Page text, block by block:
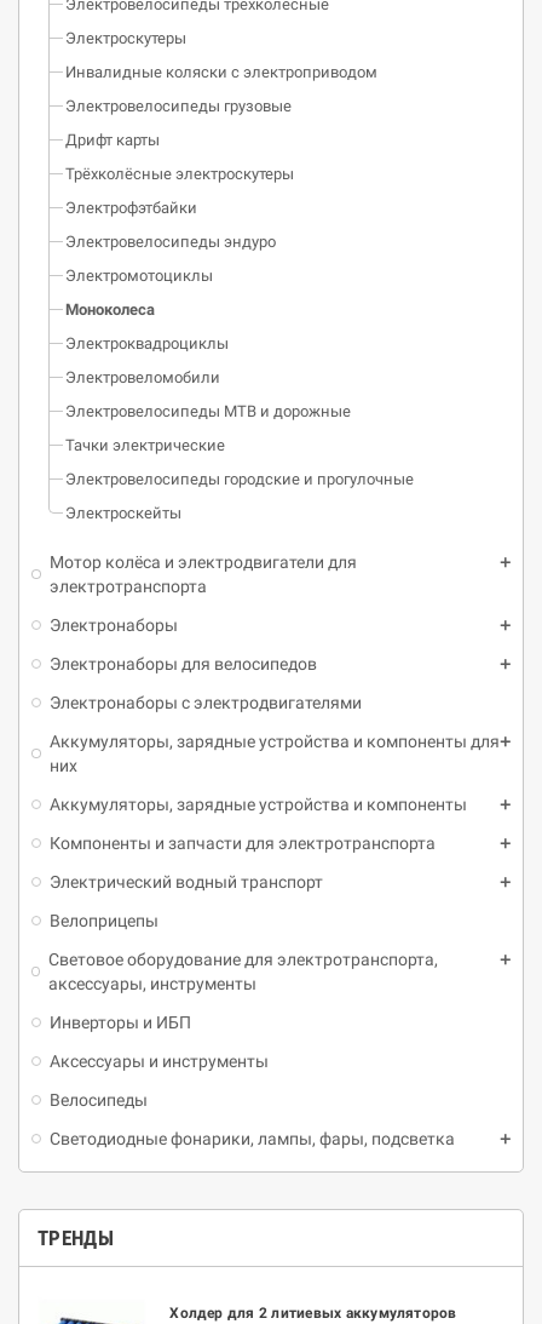
Электровелосипеды трёхколёсные
Электроскутеры
Инвалидные коляски с электроприводом
Электровелосипеды грузовые
Дрифт карты
Трёхколёсные электроскутеры
Электрофэтбайки
Электровелосипеды эндуро
Электромотоциклы
Моноколеса
Электроквадроциклы
Электровеломобили
Электровелосипеды МТВ и дорожные
Тачки электрические
Электровелосипеды городские и прогулочные
Электроскейты
Мотор колёса и электродвигатели для
электротранспорта
Электронаборы
Электронаборы для велосипедов
Электронаборы с электродвигателями
Аккумуляторы, зарядные устройства и компоненты для
них
Аккумуляторы, зарядные устройства и компоненты
Компоненты и запчасти для электротранспорта
Электрический водный транспорт
Велоприцепы
Световое оборудование для электротранспорта,
аксессуары, инструменты
Инверторы и ИБП
Аксессуары и инструменты
Велосипеды
Светодиодные фонарики, лампы, фары, подсветка
ТРЕНДЫ
Холдер для 2 литиевых аккумуляторов